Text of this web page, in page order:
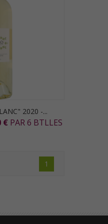
2020 -...
€ PAR 6 BTLLES
1